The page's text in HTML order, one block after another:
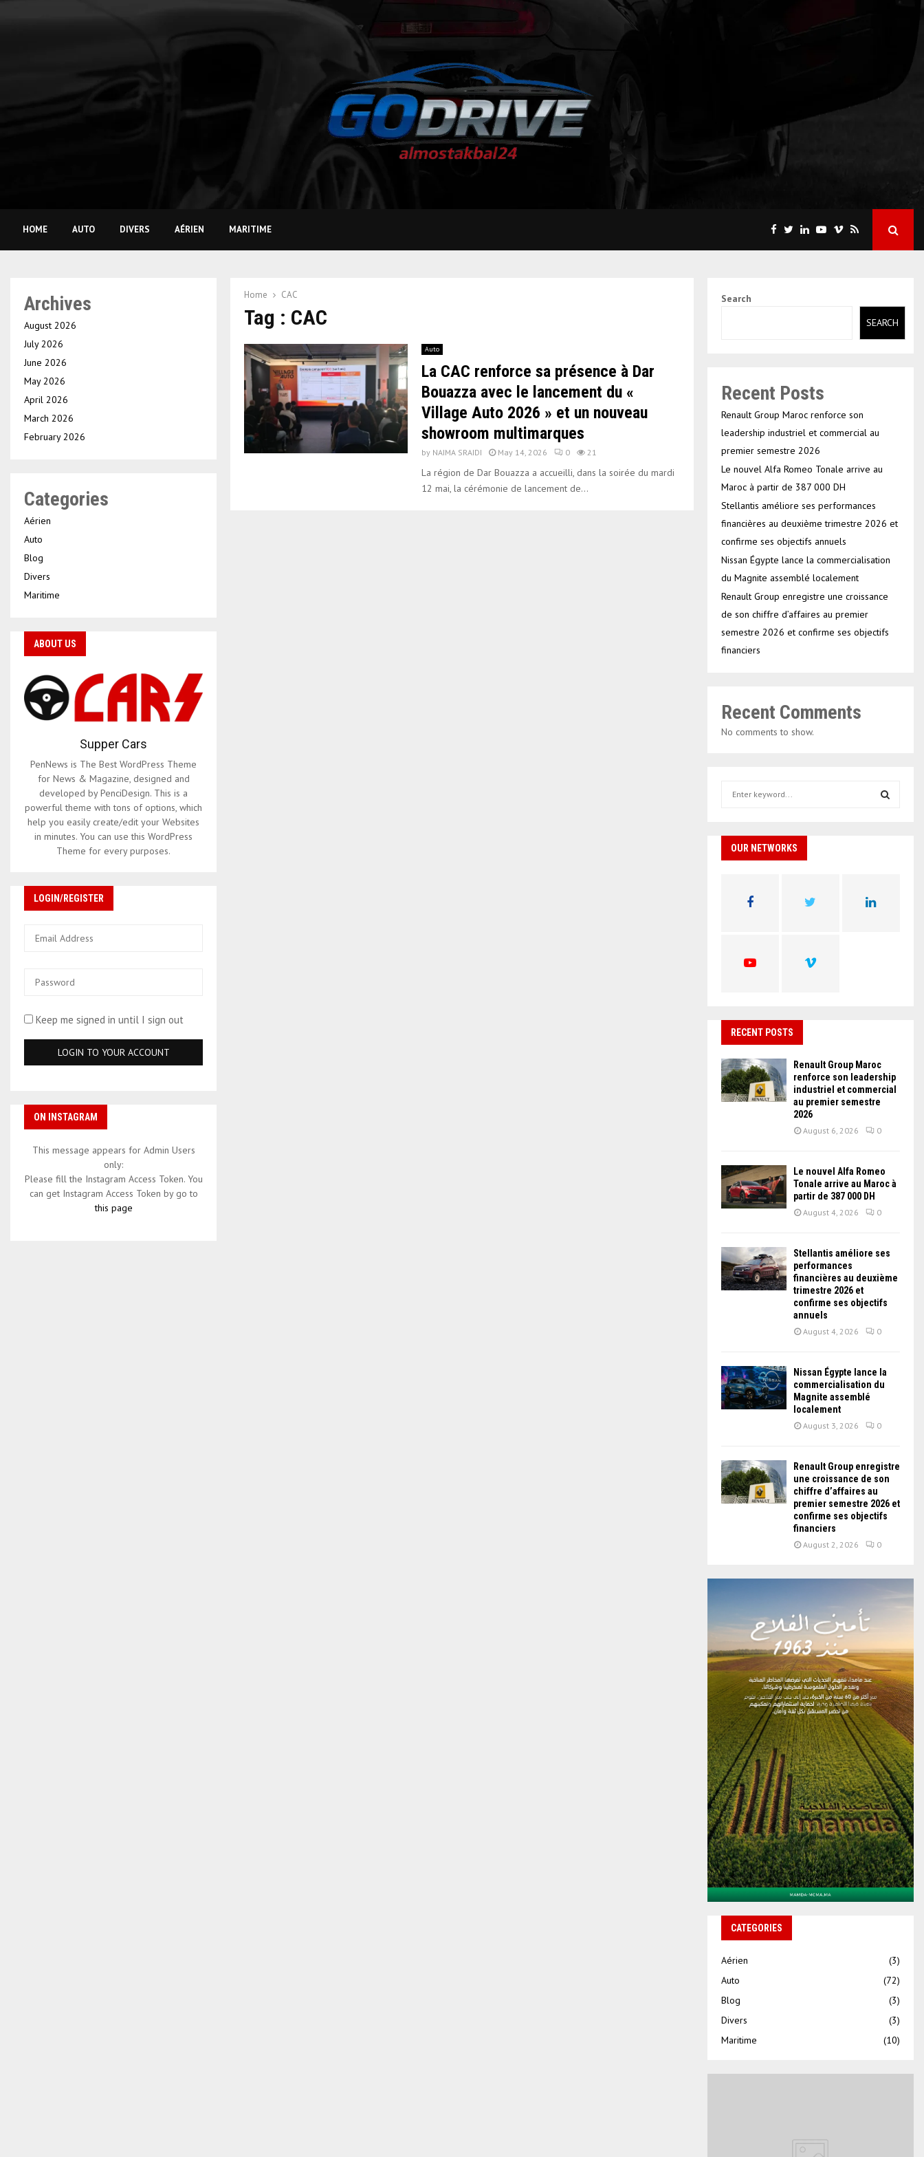
HOME AUTO DIVERS AÉRIEN MARITIME
Home CAC
Tag : CAC
Auto
La CAC renforce sa présence à Dar
Bouazza avec le lancement du «
Village Auto 2026 » et un nouveau
showroom multimarques
by NAIMA SRAIDI May 14, 2026 0 21
La région de Dar Bouazza a accueilli, dans la soirée du mardi
12 mai, la cérémonie de lancement de...
Archives
August 2026
July 2026
June 2026
May 2026
April 2026
March 2026
February 2026
Categories
Aérien
Auto
Blog
Divers
Maritime
ABOUT US
Supper Cars
PenNews is The Best WordPress Theme
for News & Magazine, designed and
developed by PenciDesign. This is a
powerful theme with tons of options, which
help you easily create/edit your Websites
in minutes. You can use this WordPress
Theme for every purposes.
LOGIN/REGISTER
Keep me signed in until I sign out
ON INSTAGRAM
This message appears for Admin Users
only:
Please fill the Instagram Access Token. You
can get Instagram Access Token by go to
this page
Search
SEARCH
Recent Posts
Renault Group Maroc renforce son
leadership industriel et commercial au
premier semestre 2026
Le nouvel Alfa Romeo Tonale arrive au
Maroc à partir de 387 000 DH
Stellantis améliore ses performances
financières au deuxième trimestre 2026 et
confirme ses objectifs annuels
Nissan Égypte lance la commercialisation
du Magnite assemblé localement
Renault Group enregistre une croissance
de son chiffre d’affaires au premier
semestre 2026 et confirme ses objectifs
financiers
Recent Comments
No comments to show.
h
OUR NETWORKS
RECENT POSTS
Renault Group Maroc
renforce son leadership
industriel et commercial
au premier semestre
2026
August 6, 2026 0
Le nouvel Alfa Romeo
Tonale arrive au Maroc à
partir de 387 000 DH
August 4, 2026 0
Stellantis améliore ses
performances
financières au deuxième
trimestre 2026 et
confirme ses objectifs
annuels
August 4, 2026 0
Nissan Égypte lance la
commercialisation du
Magnite assemblé
localement
August 3, 2026 0
Renault Group enregistre
une croissance de son
chiffre d’affaires au
premier semestre 2026 et
confirme ses objectifs
financiers
August 2, 2026 0
CATEGORIES
Aérien
(3)
Auto
(72)
Blog
(3)
Divers
(3)
Maritime
(10)